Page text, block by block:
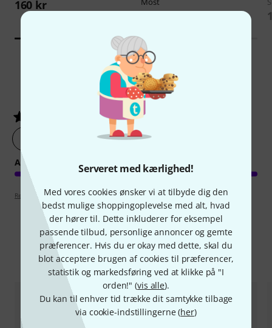
Serveret med kærlighed!
Med vores cookies ønsker vi at tilbyde dig den
bedst mulige shoppingoplevelse med alt, hvad
der hører til. Dette inkluderer for eksempel
passende tilbud, personlige annoncer og gemte
præferencer. Hvis du er okay med dette, skal du
blot acceptere brugen af cookies til præferencer,
statistik og markedsføring ved at klikke på "I
orden!" (vis alle).
Du kan til enhver tid trække dit samtykke tilbage
via cookie-indstillingerne (her)
160 kr
186 kr
Kundebedømmelser
4.7/ 5
lav en vurdering af produktet nu
ARRANGEMENT
Retningslinjer for anmeldelser
Sammenlign valgmuligheder